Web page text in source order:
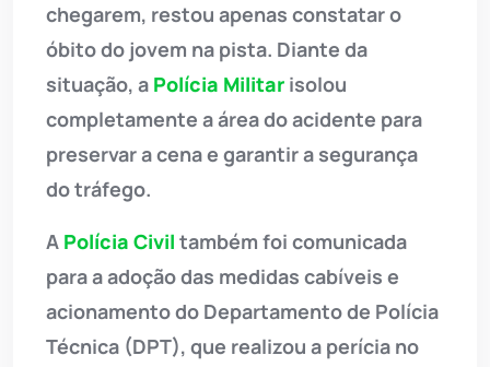
chegarem, restou apenas constatar o
óbito do jovem na pista. Diante da
situação, a Polícia Militar isolou
completamente a área do acidente para
preservar a cena e garantir a segurança
do tráfego.
A Polícia Civil também foi comunicada
para a adoção das medidas cabíveis e
acionamento do Departamento de Polícia
Técnica (DPT), que realizou a perícia no